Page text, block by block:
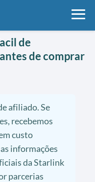
de
de comprar
afiliado. Se
recebemos
custo
informações
da Starlink
parcerias